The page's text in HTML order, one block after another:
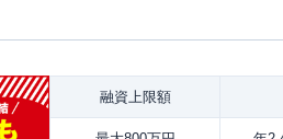
融資上限額